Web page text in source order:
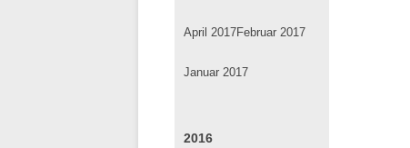
April 2017Februar 2017
Januar 2017
2016